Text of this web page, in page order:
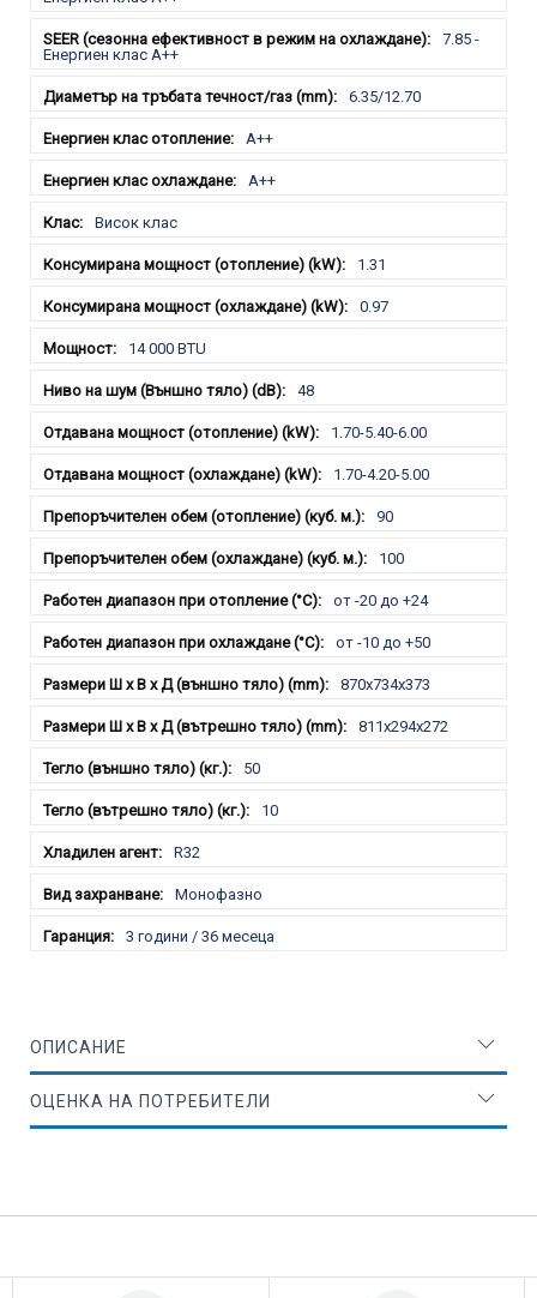
7.85 -
Енергиен клас A++
6.35/12.70
A++
A++
Висок клас
1.31
0.97
14 000 BTU
48
1.70-5.40-6.00
1.70-4.20-5.00
90
100
от -20 до +24
от -10 до +50
870x734x373
811x294x272
50
10
R32
Монофазно
3 години / 36 месеца
ОПИСАНИЕ
ОЦЕНКА НА ПОТРЕБИТЕЛИ